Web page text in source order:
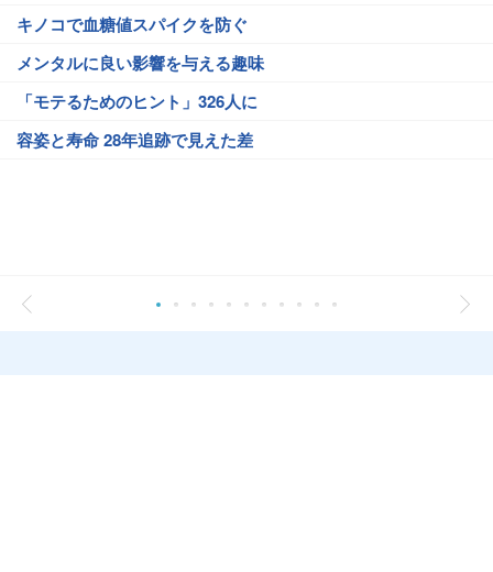
キノコで血糖値スパイクを防ぐ
メンタルに良い影響を与える趣味
「モテるためのヒント」326人に
容姿と寿命 28年追跡で見えた差